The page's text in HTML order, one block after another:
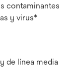
contaminantes
y virus*
de línea media